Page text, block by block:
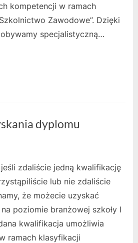
kompetencji w ramach
Zawodowe”. Dzięki
specjalistyczną…
dyplomu
zdaliście jedną kwalifikację
lub nie zdaliście
że możecie uzyskać
poziomie branżowej szkoły I
kwalifikacja umożliwia
ramach klasyfikacji